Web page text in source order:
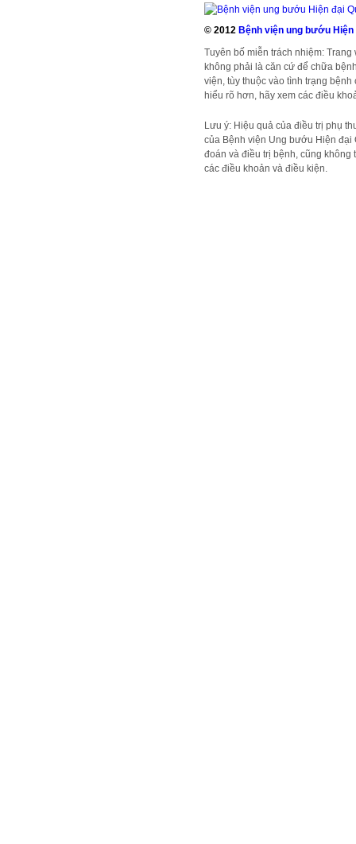
© 2012 Bệnh viện ung bướu
Tuyên bố miễn trách nhiệm:
không phải là căn cứ để chữa
viện, tùy thuộc vào tình trạng
hiểu rõ hơn, hãy xem các điều
Lưu ý: Hiệu quả của điều trị phụ
của Bệnh viện Ung bướu Hiện đại
đoán và điều trị bệnh, cũng không
các điều khoản và điều kiện.